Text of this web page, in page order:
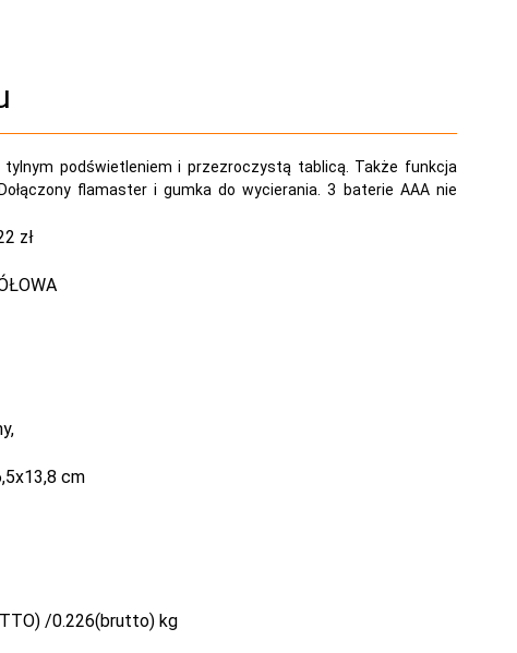
tylnym podświetleniem i przezroczystą tablicą. Także funkcja
flamaster i gumka do wycierania. 3 baterie AAA nie
zł
cm
/0.226(brutto) kg